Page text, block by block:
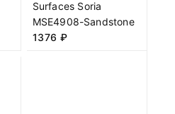
Surfaces Soria
MSE4908-Sandstone
1376 ₽